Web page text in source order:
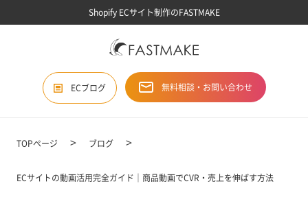
Shopify ECサイト制作のFASTMAKE
ECブログ 無料相談・お問い合わせ
TOPページ ブログ
ECサイトの動画活用完全ガイド｜商品動画でCVR・売上を伸ばす方法